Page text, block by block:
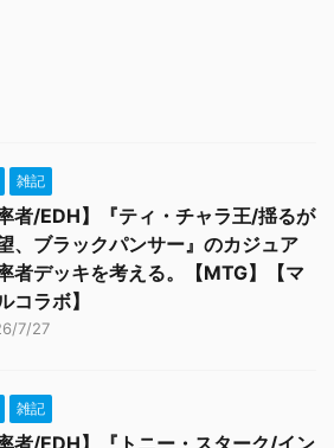
雑記
率者/EDH】『ティ・チャラ王/揺るが
、ブラックパンサー』のカジュア
者デッキを考える。【MTG】【マ
コラボ】
7/27
雑記
率者/EDH】『トニー・スターク/イン